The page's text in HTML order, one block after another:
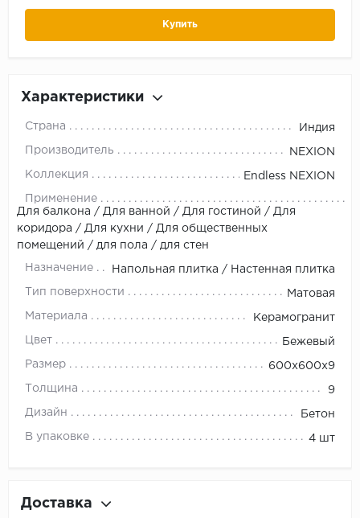
Купить
Характеристики
Страна Индия
Производитель NEXION
Коллекция Endless NEXION
Применение
Для балкона / Для ванной / Для гостиной / Для
коридора / Для кухни / Для общественных
помещений / для пола / для стен
Назначение Напольная плитка / Настенная плитка
Тип поверхности Матовая
Материала Керамогранит
Цвет Бежевый
Размер 600х600x9
Толщина 9
Дизайн Бетон
В упаковке 4 шт
Доставка